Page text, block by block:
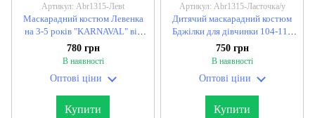
Артикул: Abr1315-Левt
Маскарадний костюм Левенка
на 3-5 років "KARNAVAL" від
прямого постачальника
780 грн
В наявності
Оптові ціни
Купити
Артикул: Abr1315-Ласточка/y
Дитячий маскарадний костюм
Бджілки для дівчинки 104-118
см, 120-134 см "KARNAVAL" від
прямого постачальника
750 грн
В наявності
Оптові ціни
Купити